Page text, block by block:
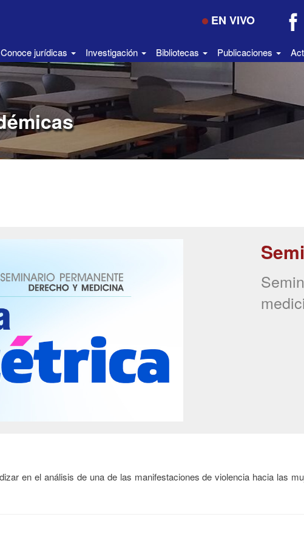
EN VIVO
Conoce jurídicas Investigación Bibliotecas Publicaciones
en el análisis de una de las manifestaciones de violencia hacia las